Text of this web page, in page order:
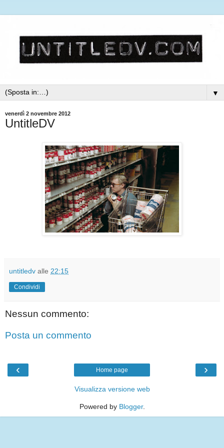
▼
venerdì 2 novembre 2012
UntitleDV
untitledv alle 22:15
Condividi
Nessun commento:
Posta un commento
‹ ›
Home page
Visualizza versione web
Powered by Blogger.